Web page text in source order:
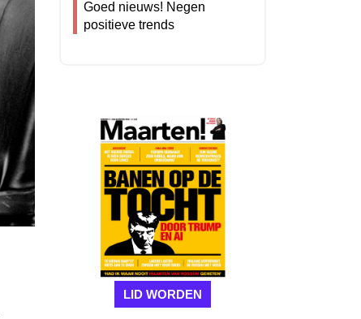
Goed nieuws! Negen
positieve trends
LID WORDEN